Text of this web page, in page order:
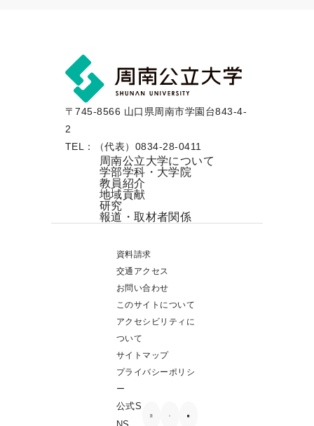
〒745-8566 山口県周南市学園台843-4-
2
TEL：（代表）0834-28-0411
周南公立大学について
学部学科・大学院
教員紹介
地域貢献
研究
報道・取材者関係
資料請求
交通アクセス
お問い合わせ
このサイトについて
アクセシビリティに
ついて
サイトマップ
プライバシーポリシ
ー
公式S